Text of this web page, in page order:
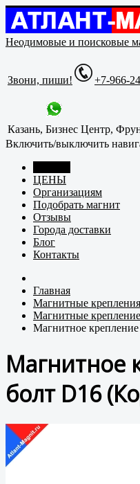
Неодимовые и поисковые
Звони, пиши! +7-966-
Казань, Бизнес Центр,
Включить/выключить
ЦЕНЫ
Организациям
Подобрать магнит
Отзывы
Города доставки
Блог
Контакты
Главная
Магнитные
Магнитные
Магнитное
Магнитное
болт D16